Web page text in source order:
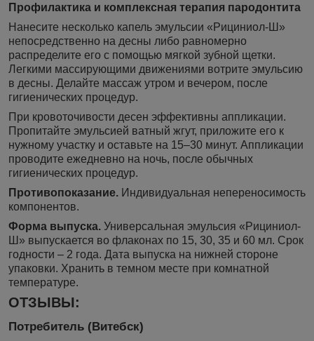
Профилактика и комплексная терапия пародонтита
Нанесите несколько капель эмульсии «Рициниол-Ш»
непосредственно на десны либо равномерно
распределите его с помощью мягкой зубной щетки.
Легкими массирующими движениями вотрите эмульсию
в десны. Делайте массаж утром и вечером, после
гигиенических процедур.
При кровоточивости десен эффективны аппликации.
Пропитайте эмульсией ватный жгут, приложите его к
нужному участку и оставьте на 15–30 минут. Аппликации
проводите ежедневно на ночь, после обычных
гигиенических процедур.
Противопоказание. Индивидуальная непереносимость
компонентов.
Форма выпуска. Универсальная эмульсия «Рициниол-
Ш» выпускается во флаконах по 15, 30, 35 и 60 мл. Срок
годности – 2 года. Дата выпуска на нижней стороне
упаковки. Хранить в темном месте при комнатной
температуре.
ОТЗЫВЫ:
Потребитель (Витебск)